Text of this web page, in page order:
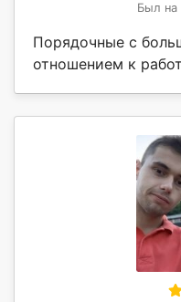
Был на
Порядочные с
отношением к